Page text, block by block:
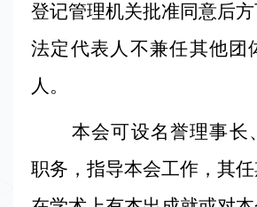
登记管理机关批准同意后
法定代表人不兼任其他团
人。
本会可设名誉理事长
职务，指导本会工作，其任